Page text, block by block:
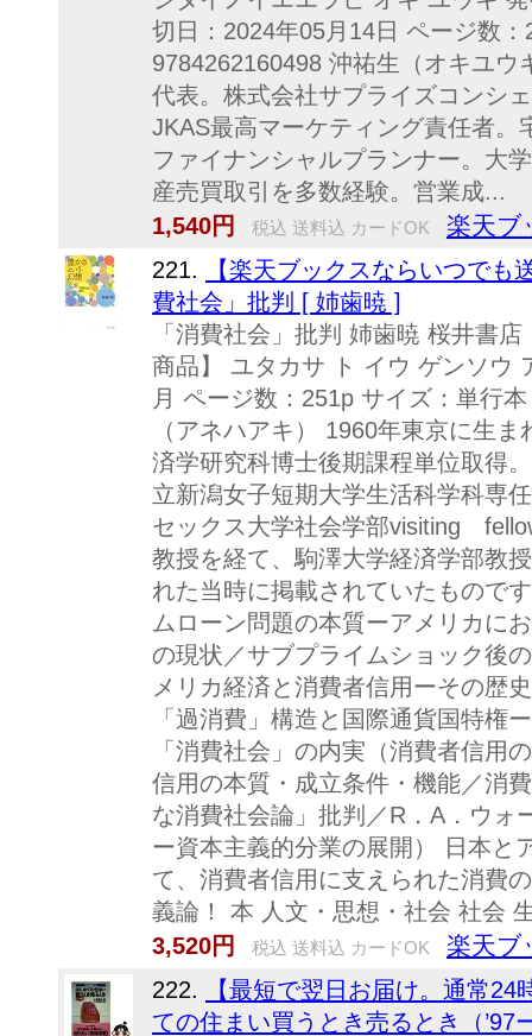
切日：2024年05月14日 ページ数
9784262160498 沖祐生（オキユ
代表。株式会社サプライズコンシ
JKAS最高マーケティング責任者
ファイナンシャルプランナー。大
産売買取引を多数経験。営業成...
1,540円
税込 送料込 カードOK 楽天ブ
221.
【楽天ブックスならいつで
費社会」批判 [ 姉歯暁 ]
「消費社会」批判 姉歯暁 桜井書
商品】 ユタカサ ト イウ ゲンソウ
月 ページ数：251p サイズ：単行
（アネハアキ） 1960年東京に生
済学研究科博士後期課程単位取得
立新潟女子短期大学生活科学科専
セックス大学社会学部visiting
教授を経て、駒澤大学経済学部教
れた当時に掲載されていたもので
ムローン問題の本質ーアメリカに
の現状／サブプライムショック後
メリカ経済と消費者信用ーその歴
「過消費」構造と国際通貨国特権
「消費社会」の内実（消費者信用
信用の本質・成立条件・機能／消
な消費社会論」批判／R．A．ウォ
ー資本主義的分業の展開） 日本と
て、消費者信用に支えられた消費
義論！ 本 人文・思想・社会 社会
3,520円
税込 送料込 カードOK 楽天ブ
222.
【最短で翌日お届け。通常
ての住まい買うとき売るとき（’97